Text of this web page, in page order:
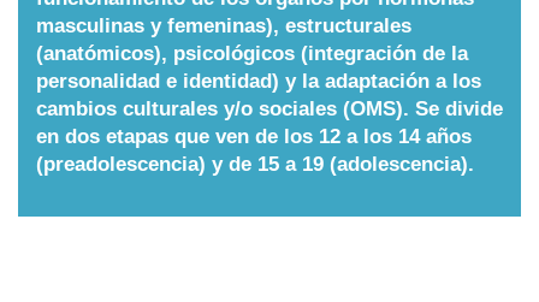
Nombres
Cuentos
masculinas y femeninas), estructurales
(anatómicos), psicológicos (integración de la
personalidad e identidad) y la adaptación a los
cambios culturales y/o sociales (OMS). Se divide
en dos etapas que ven de los 12 a los 14 años
(preadolescencia) y de 15 a 19 (adolescencia).